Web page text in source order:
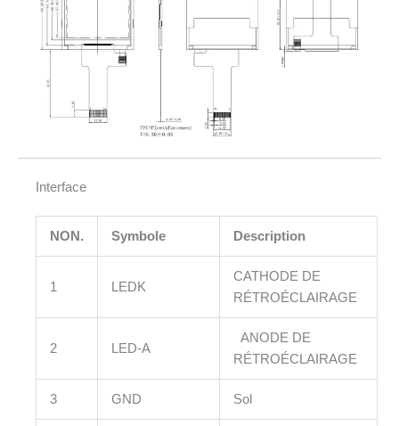
Interface
NON. Symbole Description
1 LEDK
CATHODE DE
RÉTROÉCLAIRAGE
2 LED-A
ANODE DE
RÉTROÉCLAIRAGE
3 GND Sol